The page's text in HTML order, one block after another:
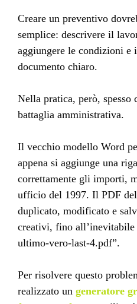
Creare un preventivo
semplice: descrivere il
aggiungere le condizioni e
documento chiaro.
Nella pratica, però, spesso
battaglia amministrativa.
Il vecchio modello Word
appena si aggiunge una
correttamente gli importi,
ufficio del 1997. Il PDF
duplicato, modificato e
creativi, fino
ultimo-vero-last-4.pdf”.
Per risolvere questo
realizzato un generatore